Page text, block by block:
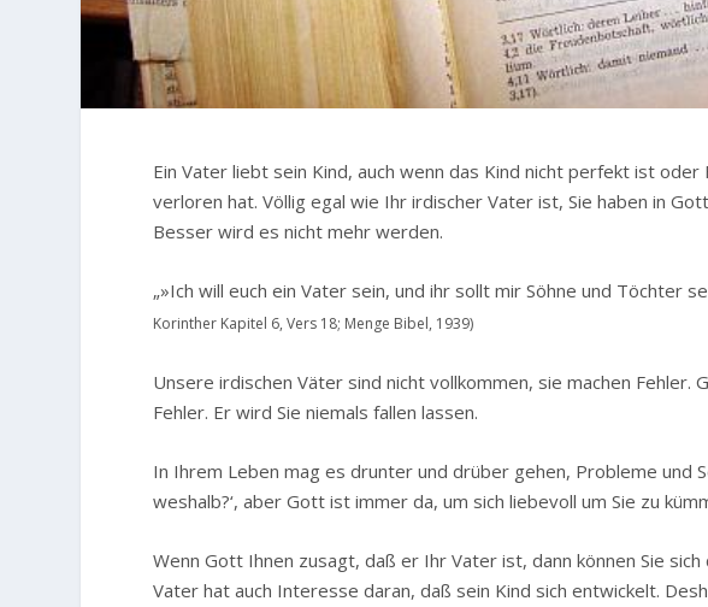
Ein Vater liebt sein Kind, auch wenn das Kind nicht perfekt ist
verloren hat. Völlig egal wie Ihr irdischer Vater ist, Sie haben in
Besser wird es nicht mehr werden.
„»Ich will euch ein Vater sein, und ihr sollt mir Söhne und Töchter
Korinther Kapitel 6, Vers 18; Menge Bibel, 1939)
Unsere irdischen Väter sind nicht vollkommen, sie machen Fehler.
Fehler. Er wird Sie niemals fallen lassen.
In Ihrem Leben mag es drunter und drüber gehen, Probleme und
weshalb?‘, aber Gott ist immer da, um sich liebevoll um Sie zu
Wenn Gott Ihnen zusagt, daß er Ihr Vater ist, dann können Sie
Vater hat auch Interesse daran, daß sein Kind sich entwickelt.